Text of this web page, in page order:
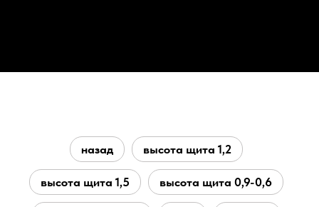
назад высота щита 1,2
высота щита 1,5 высота щита 0,9-0,6